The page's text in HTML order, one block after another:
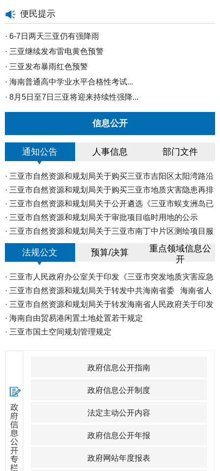
赠锦...便民提示
· 6-7日两天三亚仍有强降雨
· 三亚继续发布雷电黄色预警
· 三亚发布暴雨红色预警
· 海南普通高中学业水平合格性考试...
· 8月5日至7日三亚将迎来持续性强降...
·三亚市防灾减灾救灾和安全生产委...
海南高招高职（专科）批30日起填...
·海南中招二次志愿填报29日12时截...
三亚市2026年秋季中小学转学线上...
海南高招本科普通批投档分数线划...
· 演唱会期间 体育中心周边道路实施...
· @三亚家长 2026年义务教育阶段学...
信息公开
通知公告 人事信息 部门文件
· 三亚市自然资源和规划局关于购买三亚市吉阳区太阳湾路沿
线...
· 三亚市自然资源和规划局关于购买三亚市地质灾害隐患再排
查...
· 三亚市自然资源和规划局关于公开遴选《三亚市蜈支洲岛已
开...
· 三亚市自然资源和规划局关于审批项目临时用地的公示
· 三亚市自然资源和规划局关于三亚市南丁中片区测绘项目服
务...
法规公文 预算/决算
重点领域信息公
开
· 三亚市人民政府办公室关于印发《三亚市突发地质灾害应急
预...
· 三亚市自然资源和规划局关于转发中共海南省委 海南省人
民...
· 三亚市自然资源和规划局关于转发海南省人民政府关于印发
《...
· 海南自由贸易港闲置土地处置若干规定
· 三亚市国土空间规划管理规定
政府信息公开指南
政府信息公开制度
法定主动公开内容
政府信息公开年报
政府网站年度报表